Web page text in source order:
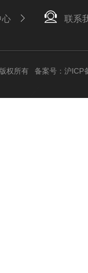
心 联系
权所有 备案号：沪ICP